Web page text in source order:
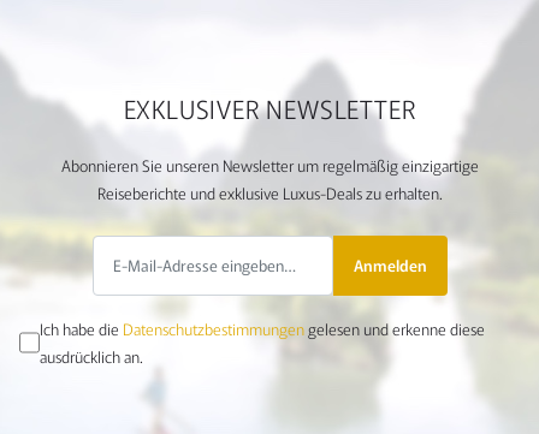
EXKLUSIVER NEWSLETTER
Abonnieren Sie unseren Newsletter um regelmäßig einzigartige
Reiseberichte und exklusive Luxus-Deals zu erhalten.
Anmelden
Ich habe die Datenschutzbestimmungengelesen und erkenne diese
ausdrücklich an.